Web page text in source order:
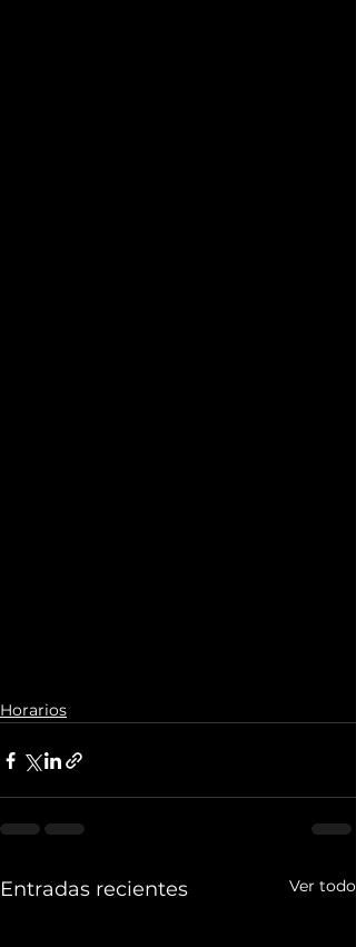
Horarios
Entradas recientes Ver todo